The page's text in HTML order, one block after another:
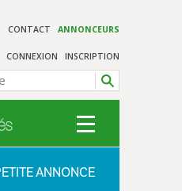
CONTACT ANNONCEURS
CONNEXION INSCRIPTION
ANNONCE